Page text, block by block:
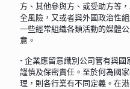
方、其他參與方、或受助方等
全風險，又或者與外國政治性
一些經常組織各類活動的媒體
意。
- 企業應留意識別公司管有與
謹慎及保密責任。至於何為國
理，則各行業有不同定義。在